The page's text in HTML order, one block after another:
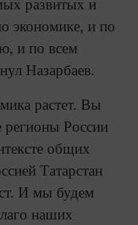
развитых и
экономике, и по
и по всем
Назарбаев.
растет. Вы
регионы России
общих
Татарстан
И мы будем
наших